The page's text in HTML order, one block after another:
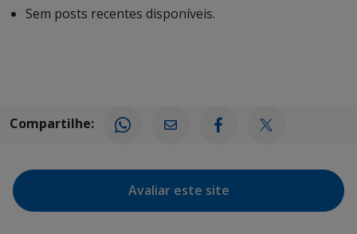
Sem posts recentes disponíveis.
Compartilhe:
Avaliar este site